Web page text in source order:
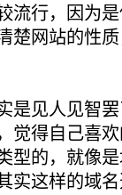
流行，因为
楚网站的性
见人见智罢
觉得自己喜
型的，就像
实这样的域